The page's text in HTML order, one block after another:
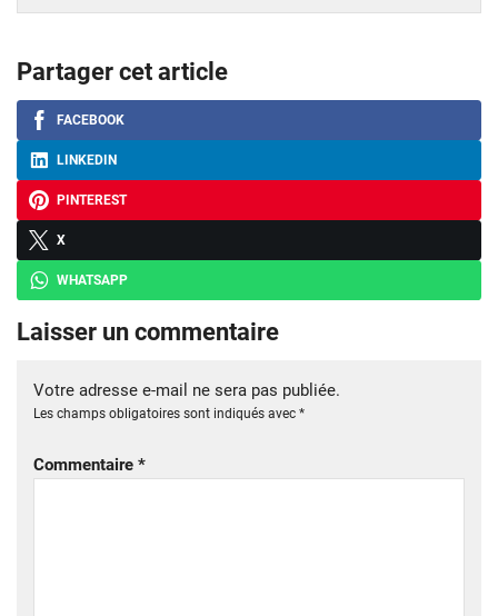
Partager cet article
FACEBOOK
LINKEDIN
PINTEREST
X
WHATSAPP
Laisser un commentaire
Votre adresse e-mail ne sera pas publiée.
Les champs obligatoires sont indiqués avec *
Commentaire *